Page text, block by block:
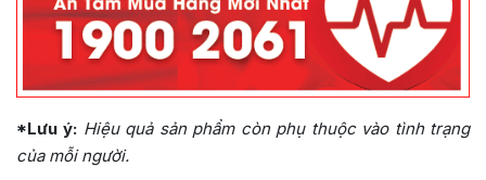
*Lưu ý: Hiệu quả sản phẩm còn phụ thuộc vào tình trạng
của mỗi người.